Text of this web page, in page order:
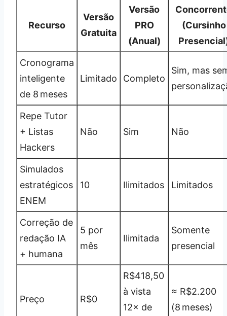
Recurso
Versão
Gratuita
Versão
PRO
(Anual)
(Cursinho
Cronograma
inteligente
de 8 meses
Limitado Completo
Sim, mas
Repe Tutor
+ Listas
Hackers
Não Sim Não
Simulados
estratégicos
ENEM
10 Ilimitados Limitados
Correção de
redação IA
+ humana
5 por
mês
Ilimitada
Somente
presencial
Preço R$0
R$418,50
à vista
12× de
≈ R$2.200
(8 meses)